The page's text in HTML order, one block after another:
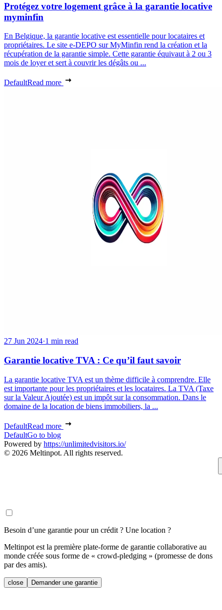
Protégez votre logement grâce à la garantie locative
myminfin
En Belgique, la garantie locative est essentielle pour locataires et
propriétaires. Le site e-DEPO sur MyMinfin rend la création et la
récupération de la garantie simple. Cette garantie équivaut à 2 ou 3
mois de loyer et sert à couvrir les dégâts ou ...
DefaultRead more
27 Jun 2024·1 min read
Garantie locative TVA : Ce qu’il faut savoir
La garantie locative TVA est un thème difficile à comprendre. Elle
est importante pour les propriétaires et les locataires. La TVA (Taxe
sur la Valeur Ajoutée) est un impôt sur la consommation. Dans le
domaine de la location de biens immobiliers, la ...
DefaultRead more
DefaultGo to blog
Powered by https://unlimitedvisitors.io/
© 2026 Meltinpot. All rights reserved.
Besoin d’une garantie pour un crédit ? Une location ?
Meltinpot est la première plate-forme de garantie collaborative au
monde créée sous forme de « crowd-pledging » (promesse de dons
par des amis).
close Demander une garantie